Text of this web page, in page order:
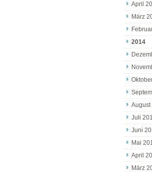
April
März
2014
August
Juli
Juni
Mai
April
März